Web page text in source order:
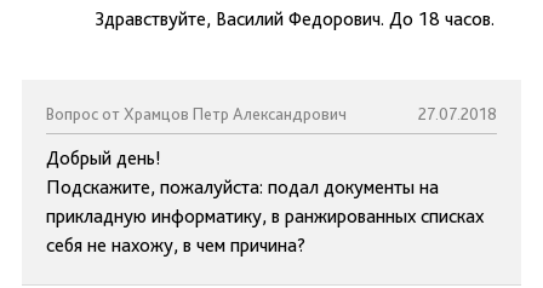
Здравствуйте, Василий Федорович. До 18 часов.
Вопрос от Храмцов Петр Александрович 27.07.2018
Добрый день!
Подскажите, пожалуйста: подал документы на
прикладную информатику, в ранжированных списках
себя не нахожу, в чем причина?